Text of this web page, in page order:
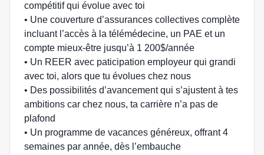
compétitif qui évolue avec toi
• Une couverture d’assurances collectives complète
incluant l’accès à la télémédecine, un PAE et un
compte mieux-être jusqu’à 1 200$/année
• Un REER avec paticipation employeur qui grandi
avec toi, alors que tu évolues chez nous
• Des possibilités d’avancement qui s’ajustent à tes
ambitions car chez nous, ta carrière n’a pas de
plafond
• Un programme de vacances généreux, offrant 4
semaines par année, dès l’embauche